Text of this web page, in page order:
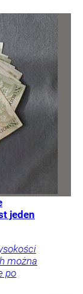
jeden
można
po